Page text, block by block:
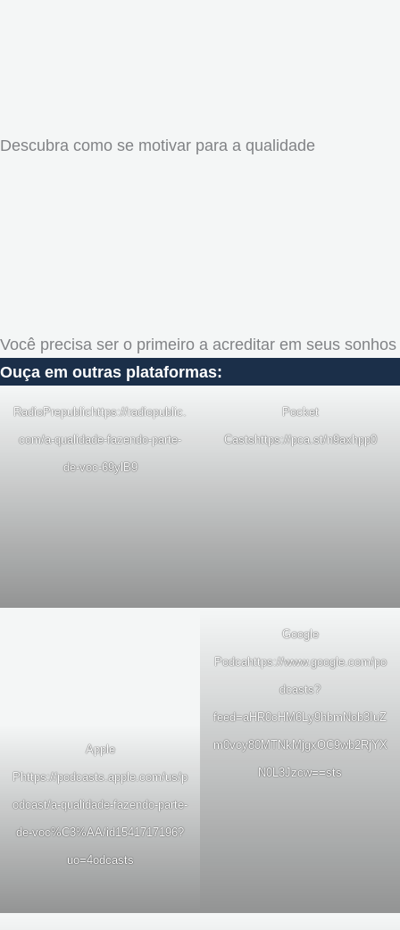
Descubra como se motivar para a qualidade
Você precisa ser o primeiro a acreditar em seus sonhos
Ouça em outras plataformas:
RadioPrepublichttps://radiopublic.
com/a-qualidade-fazendo-parte-
de-voc-69ylB9
Pocket
Castshttps://pca.st/n9axhpp0
Apple
Phttps://podcasts.apple.com/us/p
odcast/a-qualidade-fazendo-parte-
de-voc%C3%AA/id1541717196?
uo=4odcasts
Google
Podcahttps://www.google.com/po
dcasts?
feed=aHR0cHM6Ly9hbmNob3IuZ
m0vcy80MTNkMjgxOC9wb2RjYX
N0L3Jzcw==sts